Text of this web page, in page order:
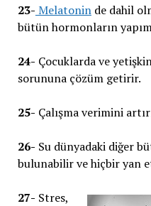
23- Melatoninde dahil
bütün hormonların
24- Çocuklarda ve
sorununa çözüm getirir.
25- Çalışma verimini
26- Su dünyadaki diğer
bulunabilir ve hiçbir yan
27- Stres,